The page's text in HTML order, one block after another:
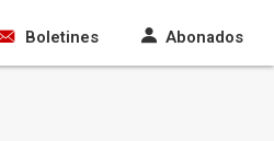
Boletines Abonados